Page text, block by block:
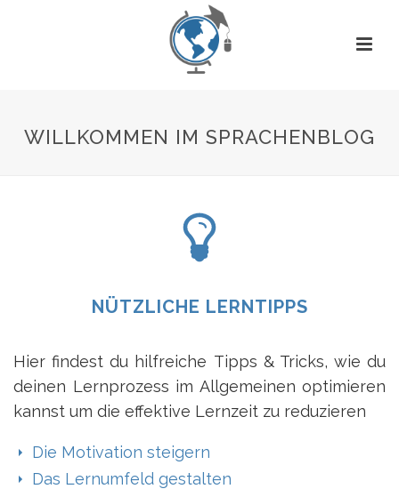
WILLKOMMEN IM SPRACHENBLOG
NÜTZLICHE LERNTIPPS
Hier findest du hilfreiche Tipps & Tricks, wie du
deinen Lernprozess im Allgemeinen optimieren
kannst um die effektive Lernzeit zu reduzieren
Die Motivation steigern
Das Lernumfeld gestalten